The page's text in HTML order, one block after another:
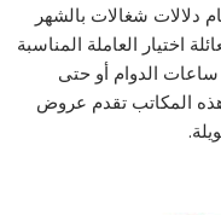
دلالات شغالات بالشهر
اختيار العاملة المناسبة
ساعات الدوام أو حتى
هذه المكاتب تقدم عروض